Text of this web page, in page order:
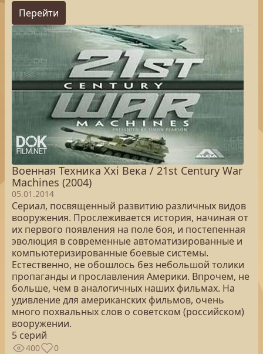
Перейти
Военная Техника Xxi Века / 21st Century War
Machines (2004)
05.01.2014
Сериал, посвященный развитию различных видов
вооружения. Прослеживается история, начиная от
их первого появления на поле боя, и постепенная
эволюция в современные автоматизированные и
компьютеризированные боевые системы.
Естественно, не обошлось без небольшой толики
пропаганды и прославления Америки. Впрочем, не
больше, чем в аналогичных наших фильмах. На
удивление для американских фильмов, очень
много похвальных слов о советском (российском)
вооружении.
5 серий
400 0